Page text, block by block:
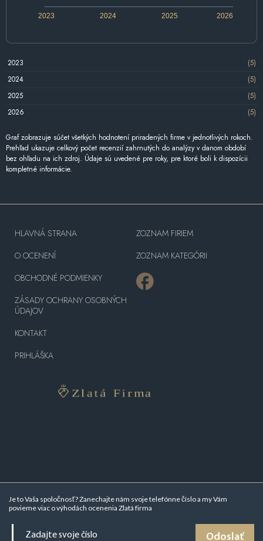
2024 2026
2023 2025
2023
(5)
2024
(5)
2025
(5)
2026
(5)
Graf zobrazuje súčet všetkých hodnotení priradených firme v jednotlivých rokoch.
Prehľad ukazuje celkový počet recenzií zahrnutých do analýzy v danom období
bez ohľadu na ich zdroj. Údaje sú uvedené pre roky, pre ktoré boli k dispozícii
kompletné informácie.
Je to Vaša spoločnosť? Zanechajte nám svoje telefónne číslo a my Vám
povieme viac ovýhodách ocenenia Zlatá firma
Odoslať
HLAVNÁ STRANA
O OCENENÍ
OBCHODNÉ PODMIENKY
ZÁSADY OCHRANY OSOBNÝCH
ÚDAJOV
KONTAKT
PRIHLÁŠKA
ZOZNAM FIRIEM
ZOZNAM KATEGÓRII